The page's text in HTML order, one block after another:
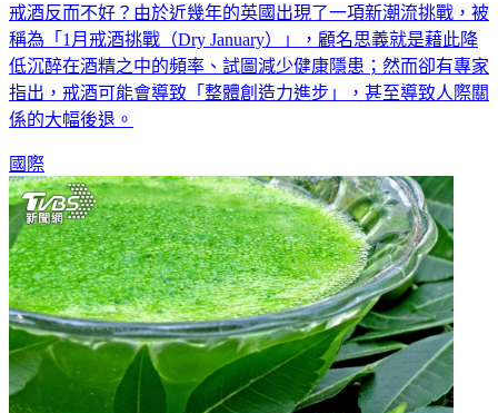
戒酒反而不好？由於近幾年的英國出現了一項新潮流挑戰，被
稱為「1月戒酒挑戰（Dry January）」，顧名思義就是藉此降
低沉醉在酒精之中的頻率、試圖減少健康隱患；然而卻有專家
指出，戒酒可能會導致「整體創造力進步」，甚至導致人際關
係的大幅後退。
國際